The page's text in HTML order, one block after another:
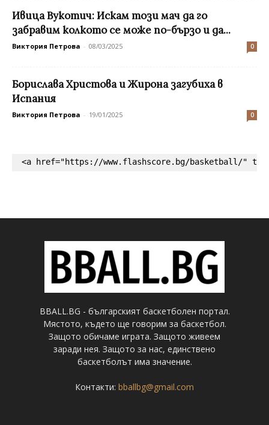
Ивица Вукотич: Искам този мач да го
забравим колкото се може по-бързо и да...
Виктория Петрова - 08/03/2025 0
Борислава Христова и Жирона загубиха в
Испания
Виктория Петрова - 19/01/2025 0
<a href="https://www.flashscore.bg/basketball/"
BBALL.BG - българският баскетболен портал.
Мястото, където ще говорим за баскетбол.
Защото обичаме играта. Защото живеем
заради нея. Защото за нас, единствено
баскетболът има значение.
Контакти: bballbg@gmail.com